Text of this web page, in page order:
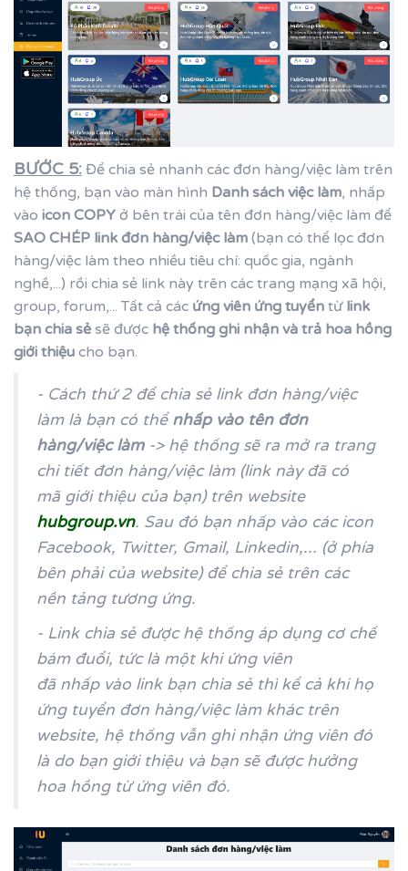
BƯỚC 5: Để chia sẻ nhanh các đơn hàng/việc làm trên
hệ thống, bạn vào màn hình Danh sách việc làm, nhấp
vào icon COPY ở bên trái của tên đơn hàng/việc làm để
SAO CHÉP link đơn hàng/việc làm (bạn có thể lọc đơn
hàng/việc làm theo nhiều tiêu chí: quốc gia, ngành
nghề,...) rồi chia sẻ link này trên các trang mạng xã hội,
group, forum,... Tất cả các ứng viên ứng tuyển từ link
bạn chia sẻ sẽ được hệ thống ghi nhận và trả hoa hồng
giới thiệu cho bạn.
- Cách thứ 2 để chia sẻ link đơn hàng/việc
làm là bạn có thể nhấp vào tên đơn
hàng/việc làm-> hệ thống sẽ ra mở ra trang
chi tiết đơn hàng/việc làm (link này đã có
mã giới thiệu của bạn) trên website
hubgroup.vn. Sau đó bạn nhấp vào các icon
Facebook, Twitter, Gmail, Linkedin,... (ở phía
bên phải của website) để chia sẻ trên các
nền tảng tương ứng.
- Link chia sẻ được hệ thống áp dụng cơ chế
bám đuổi, tức là một khi ứng viên
đã nhấp vào link bạn chia sẻ thì kể cả khi họ
ứng tuyển đơn hàng/việc làm khác trên
website, hệ thống vẫn ghi nhận ứng viên đó
là do bạn giới thiệu và bạn sẽ được hưởng
hoa hồng từ ứng viên đó.